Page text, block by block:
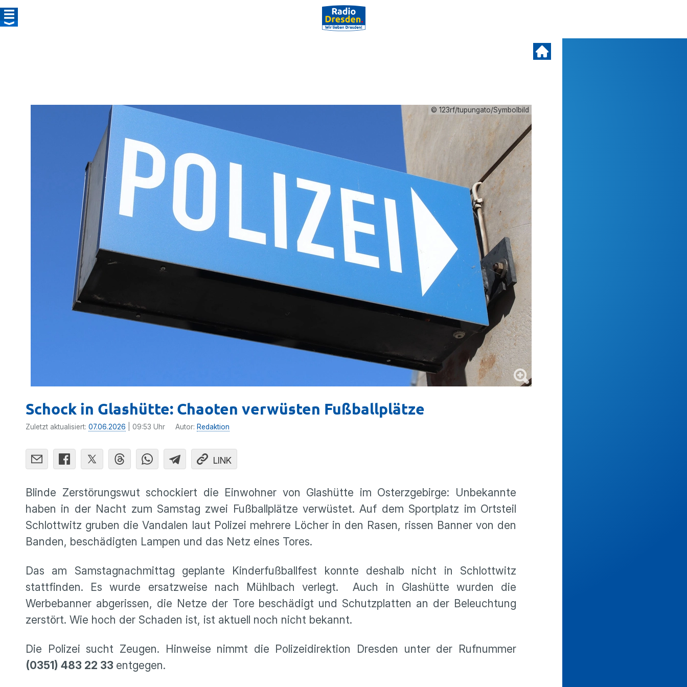
© 123rf/tupungato/Symbolbild
Schock in Glashütte: Chaoten verwüsten Fußballplätze
Zuletzt aktualisiert: 07.06.2026 | 09:53 Uhr Autor: Redaktion
LINK
Blinde Zerstörungswut schockiert die Einwohner von Glashütte im Osterzgebirge: Unbekannte
haben in der Nacht zum Samstag zwei Fußballplätze verwüstet. Auf dem Sportplatz im Ortsteil
Schlottwitz gruben die Vandalen laut Polizei mehrere Löcher in den Rasen, rissen Banner von den
Banden, beschädigten Lampen und das Netz eines Tores.
Das am Samstagnachmittag geplante Kinderfußballfest konnte deshalb nicht in Schlottwitz
stattfinden. Es wurde ersatzweise nach Mühlbach verlegt. Auch in Glashütte wurden die
Werbebanner abgerissen, die Netze der Tore beschädigt und Schutzplatten an der Beleuchtung
zerstört. Wie hoch der Schaden ist, ist aktuell noch nicht bekannt.
Die Polizei sucht Zeugen. Hinweise nimmt die Polizeidirektion Dresden unter der Rufnummer
(0351) 483 22 33 entgegen.